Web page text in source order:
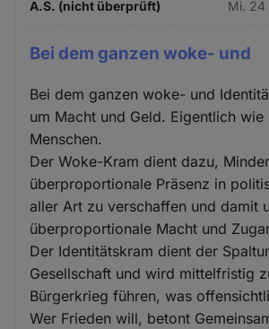
A.S. (nicht überprüft) Mi. 24
Bei dem ganzen woke- und
Bei dem ganzen woke- und
um Macht und Geld. Eigentlich wie
Menschen.
Der Woke-Kram dient dazu,
überproportionale Präsenz in
aller Art zu verschaffen und damit
überproportionale Macht und
Der Identitätskram dient der
Gesellschaft und wird mittelfristig
Bürgerkrieg führen, was
Wer Frieden will, betont